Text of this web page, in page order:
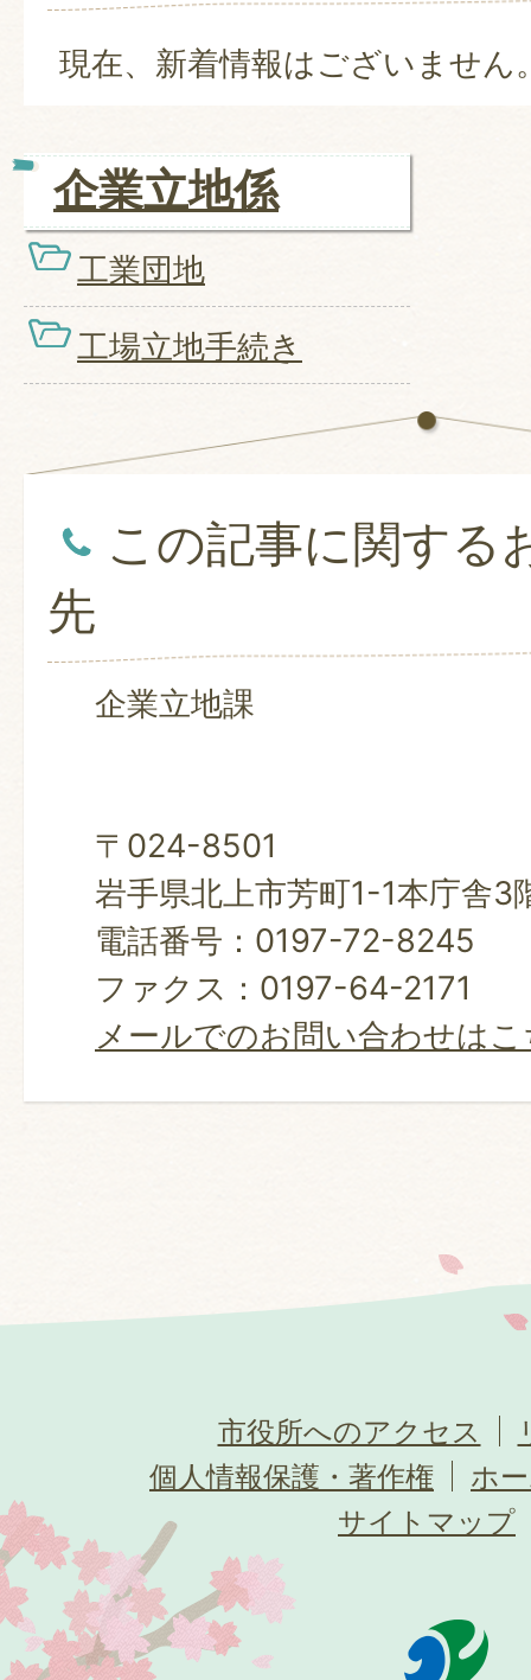
現在、新着情報はございません
企業立地係
工業団地
工場立地手続き
この記事に関する
先
企業立地課
〒024-8501
岩手県北上市芳町1-1本庁舎3
電話番号：0197-72-8245
ファクス：0197-64-2171
メールでのお問い合わせは
市役所へのアクセス
個人情報保護・著作権
ホ
サイトマップ